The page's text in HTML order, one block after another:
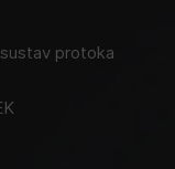
protoka